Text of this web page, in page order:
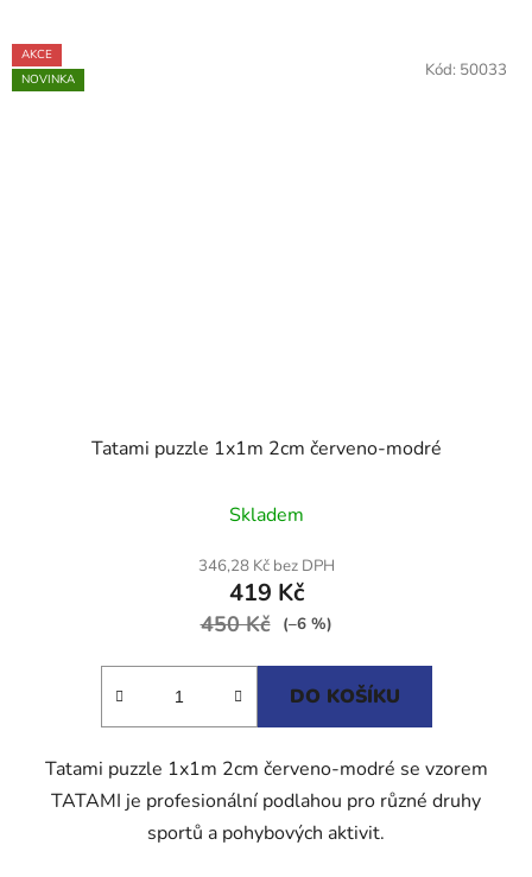
AKCE
NOVINKA
Tatami puzzle 1x1m 2cm červeno-modré
hodnocení
produktu
je
5,0
Skladem
346,28 Kč bez DPH
419 Kč
450 Kč (–6 %)
DO KOŠÍKU
Tatami puzzle 1x1m 2cm červeno-modré se vzorem
TATAMI je profesionální podlahou pro různé druhy
sportů a pohybových aktivit.
Kód: 50033